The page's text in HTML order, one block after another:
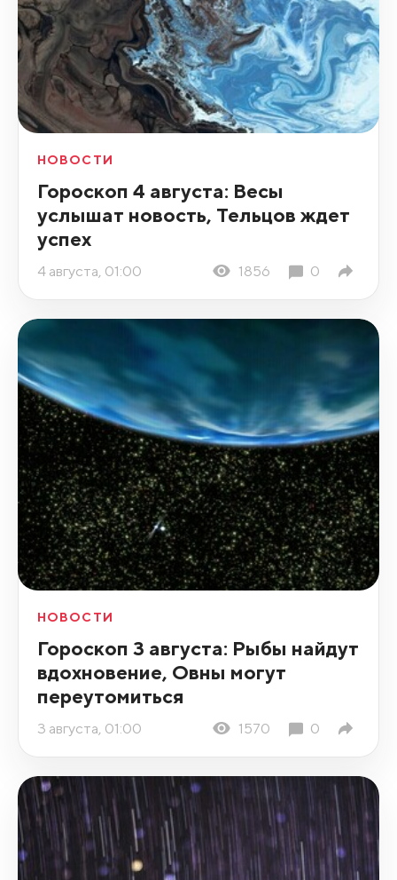
НОВОСТИ
Гороскоп 4 августа: Весы
услышат новость, Тельцов ждет
успех
4 августа, 01:00 1856 0
НОВОСТИ
Гороскоп 3 августа: Рыбы найдут
вдохновение, Овны могут
переутомиться
3 августа, 01:00 1570 0